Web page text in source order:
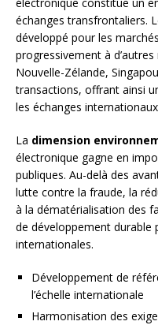
électronique constitue un
échanges transfrontaliers.
développé pour les
progressivement à
Nouvelle-Zélande,
transactions, offrant ainsi
les échanges
La dimension
électronique gagne en
publiques. Au-delà des
lutte contre la fraude, la
à la dématérialisation des
de développement durable
internationales.
Développement de
l’échelle internationale
Harmonisation des